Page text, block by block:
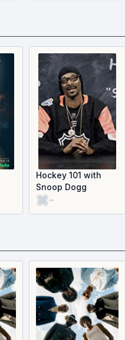
Hockey 101 with
Snoop Dogg
-